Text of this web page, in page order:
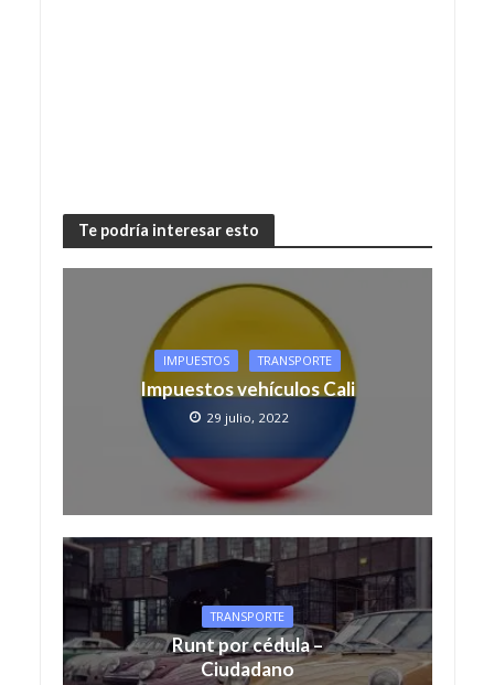
Te podría interesar esto
IMPUESTOS TRANSPORTE
Impuestos vehículos Cali
29 julio, 2022
TRANSPORTE
Runt por cédula –
Ciudadano